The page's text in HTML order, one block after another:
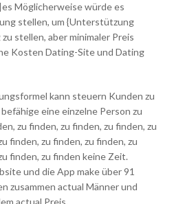
Möglicherweise würde es
stellen, um {Unterstützung
stellen, aber minimaler Preis
Kosten Dating-Site und Dating
kann steuern Kunden zu
eine einzelne Person zu
zu finden, zu finden, zu finden, zu
finden, zu finden, zu finden, zu
finden, zu finden keine Zeit.
und die App make über 91
zusammen actual Männer und
actual Preis.